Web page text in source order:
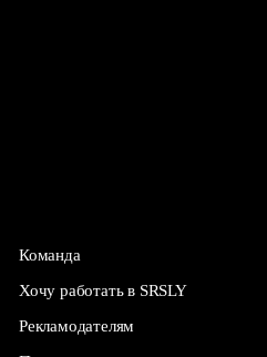
Команда
Хочу работать в SRSLY
Рекламодателям